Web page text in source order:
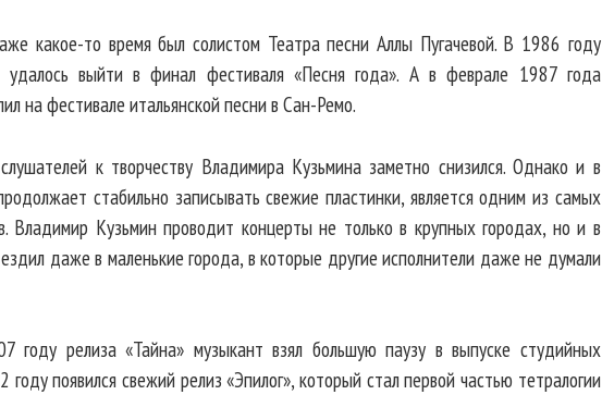
какое-то время был солистом Театра песни Аллы Пугачевой. В 1986 году
удалось выйти в финал фестиваля «Песня года». А в феврале 1987 года
на фестивале итальянской песни в Сан-Ремо.
к творчеству Владимира Кузьмина заметно снизился. Однако и в
стабильно записывать свежие пластинки, является одним из самых
Владимир Кузьмин проводит концерты не только в крупных городах, но и в
даже в маленькие города, в которые другие исполнители даже не думали
году релиза «Тайна» музыкант взял большую паузу в выпуске студийных
появился свежий релиз «Эпилог», который стал первой частью тетралогии